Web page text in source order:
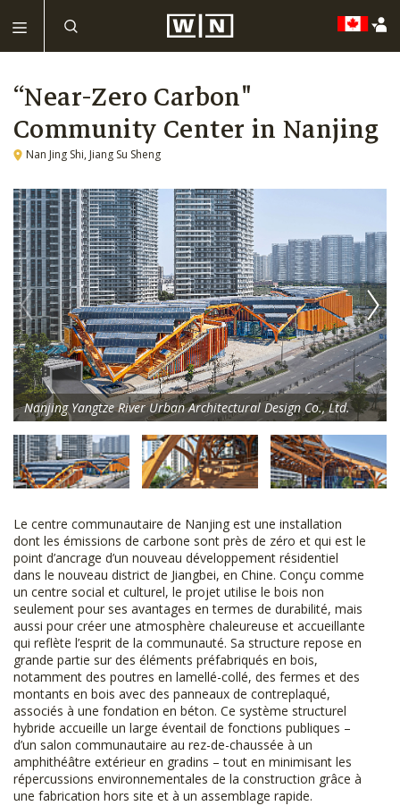
“Near-Zero Carbon"
Community Center in Nanjing
Nan Jing Shi, Jiang Su Sheng
Nanjing Yangtze River Urban Architectural Design Co., Ltd.
Le centre communautaire de Nanjing est une installation
dont les émissions de carbone sont près de zéro et qui est le
point d’ancrage d’un nouveau développement résidentiel
dans le nouveau district de Jiangbei, en Chine. Conçu comme
un centre social et culturel, le projet utilise le bois non
seulement pour ses avantages en termes de durabilité, mais
aussi pour créer une atmosphère chaleureuse et accueillante
qui reflète l’esprit de la communauté. Sa structure repose en
grande partie sur des éléments préfabriqués en bois,
notamment des poutres en lamellé-collé, des fermes et des
montants en bois avec des panneaux de contreplaqué,
associés à une fondation en béton. Ce système structurel
hybride accueille un large éventail de fonctions publiques –
d’un salon communautaire au rez-de-chaussée à un
amphithéâtre extérieur en gradins – tout en minimisant les
répercussions environnementales de la construction grâce à
une fabrication hors site et à un assemblage rapide.